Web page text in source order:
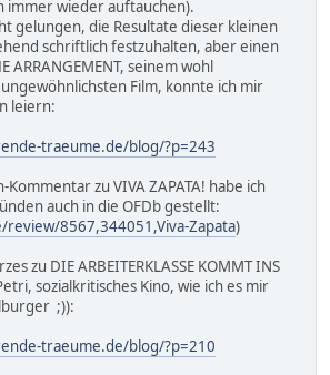
immer wieder auftauchen).
gelungen, die Resultate dieser kleinen
schriftlich festzuhalten, aber einen
ARRANGEMENT, seinem wohl
Film, konnte ich mir
leiern:
traeume.de/blog/?p=243
Kommentar zu VIVA ZAPATA! habe ich
auch in die OFDb gestellt:
8567,344051,Viva-Zapata)
zu DIE ARBEITERKLASSE KOMMT INS
sozialkritisches Kino, wie ich es mir
;)):
traeume.de/blog/?p=210